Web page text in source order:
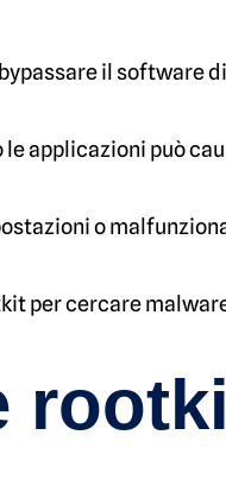
il software
applicazioni può
o
per cercare